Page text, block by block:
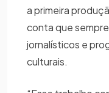
a primeira
conta que
jornalísticos e
culturais.